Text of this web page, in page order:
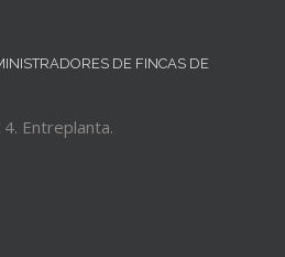
DE FINCAS DE
Entreplanta.